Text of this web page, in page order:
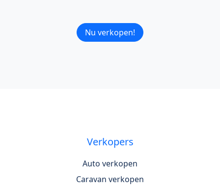
Nu verkopen!
Verkopers
Auto verkopen
Caravan verkopen